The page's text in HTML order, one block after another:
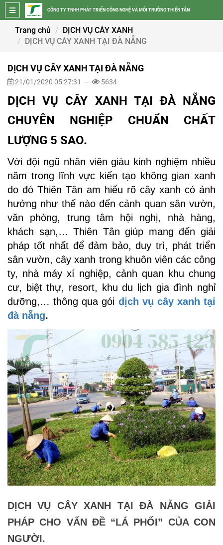
CÔNG TY TNHH PHÁT TRIỂN CÔNG NGHỆ VÀ MÔI TRƯỜNG THIÊN TÂN
Trang chủ
DỊCH VỤ CÂY XANH
DỊCH VỤ CÂY XANH TẠI ĐÀ NẴNG
DỊCH VỤ CÂY XANH TẠI ĐÀ NẴNG
21/01/2020 05:27:31 – 5634
DỊCH VỤ CÂY XANH TẠI ĐÀ NẴNG
CHUYÊN NGHIỆP CHUẨN CHẤT
LƯỢNG 5 SAO.
Với đội ngũ nhân viên giàu kinh nghiệm nhiều
năm trong lĩnh vực kiến tạo không gian xanh
do đó Thiên Tân am hiểu rõ cây xanh có ảnh
hưởng như thế nào đến cảnh quan sân vườn,
văn phòng, trung tâm hội nghị, nhà hàng,
khách sạn,… Thiên Tân giúp mang đến giải
pháp tốt nhất để đảm bảo, duy trì, phát triển
sân vườn, cây xanh trong khuôn viên các công
ty, nhà máy xí nghiệp, cảnh quan khu chung
cư, biệt thự, resort, khu du lịch gia đình nghỉ
dưỡng,… thông qua gói dịch vụ cây xanh tại
đà nẵng.
DỊCH VỤ CÂY XANH TẠI ĐÀ NẴNG GIẢI
PHÁP CHO VẤN ĐỀ “LÁ PHỔI” CỦA CON
NGƯỜI.